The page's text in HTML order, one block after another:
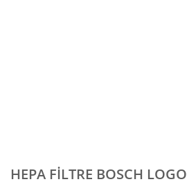
HEPA FİLTRE BOSCH LOGO